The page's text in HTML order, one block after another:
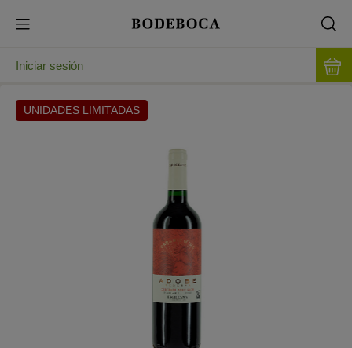
Iniciar sesión
UNIDADES LIMITADAS